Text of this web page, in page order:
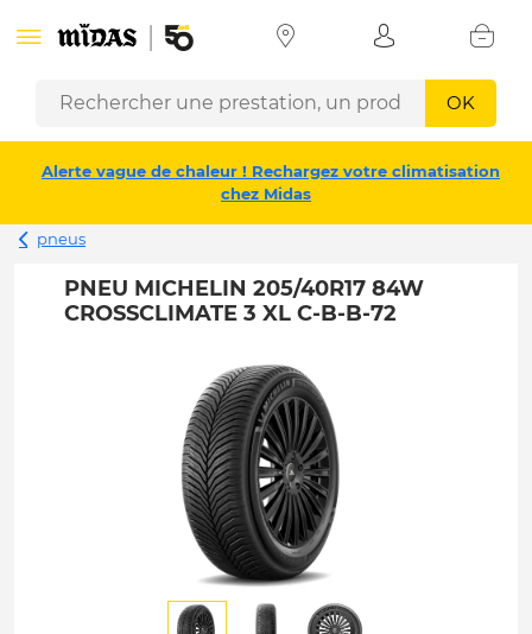
OK
Alerte vague de chaleur ! Rechargez votre climatisation
chez Midas
pneus
PNEU MICHELIN 205/40R17 84W
CROSSCLIMATE 3 XL C-B-B-72